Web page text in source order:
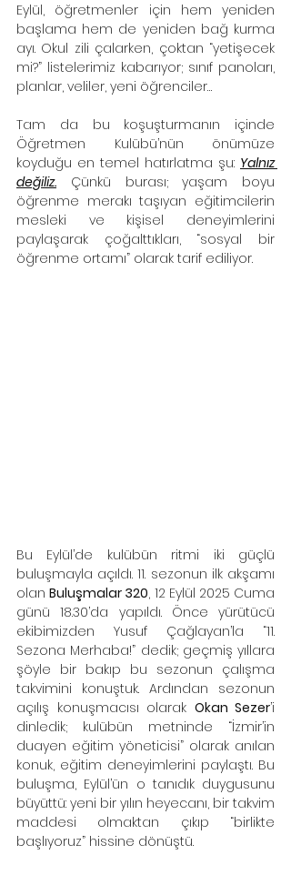
Eylül, öğretmenler için hem yeniden
başlama hem de yeniden bağ kurma
ayı. Okul zili çalarken, çoktan “yetişecek
mi?” listelerimiz kabarıyor; sınıf panoları,
planlar, veliler, yeni öğrenciler…
Tam da bu koşuşturmanın içinde
Öğretmen Kulübü’nün önümüze
koyduğu en temel hatırlatma şu: Yalnız
değiliz. Çünkü burası; yaşam boyu
öğrenme merakı taşıyan eğitimcilerin
mesleki ve kişisel deneyimlerini
paylaşarak çoğalttıkları, “sosyal bir
öğrenme ortamı” olarak tarif ediliyor.
Bu Eylül’de kulübün ritmi iki güçlü
buluşmayla açıldı. 11. sezonun ilk akşamı
olan Buluşmalar 320, 12 Eylül 2025 Cuma
günü 18.30’da yapıldı. Önce yürütücü
ekibimizden Yusuf Çağlayan’la “11.
Sezona Merhaba!” dedik; geçmiş yıllara
şöyle bir bakıp bu sezonun çalışma
takvimini konuştuk. Ardından sezonun
açılış konuşmacısı olarak Okan Sezer’i
dinledik; kulübün metninde “İzmir’in
duayen eğitim yöneticisi” olarak anılan
konuk, eğitim deneyimlerini paylaştı. Bu
buluşma, Eylül’ün o tanıdık duygusunu
büyüttü: yeni bir yılın heyecanı, bir takvim
maddesi olmaktan çıkıp “birlikte
başlıyoruz” hissine dönüştü.